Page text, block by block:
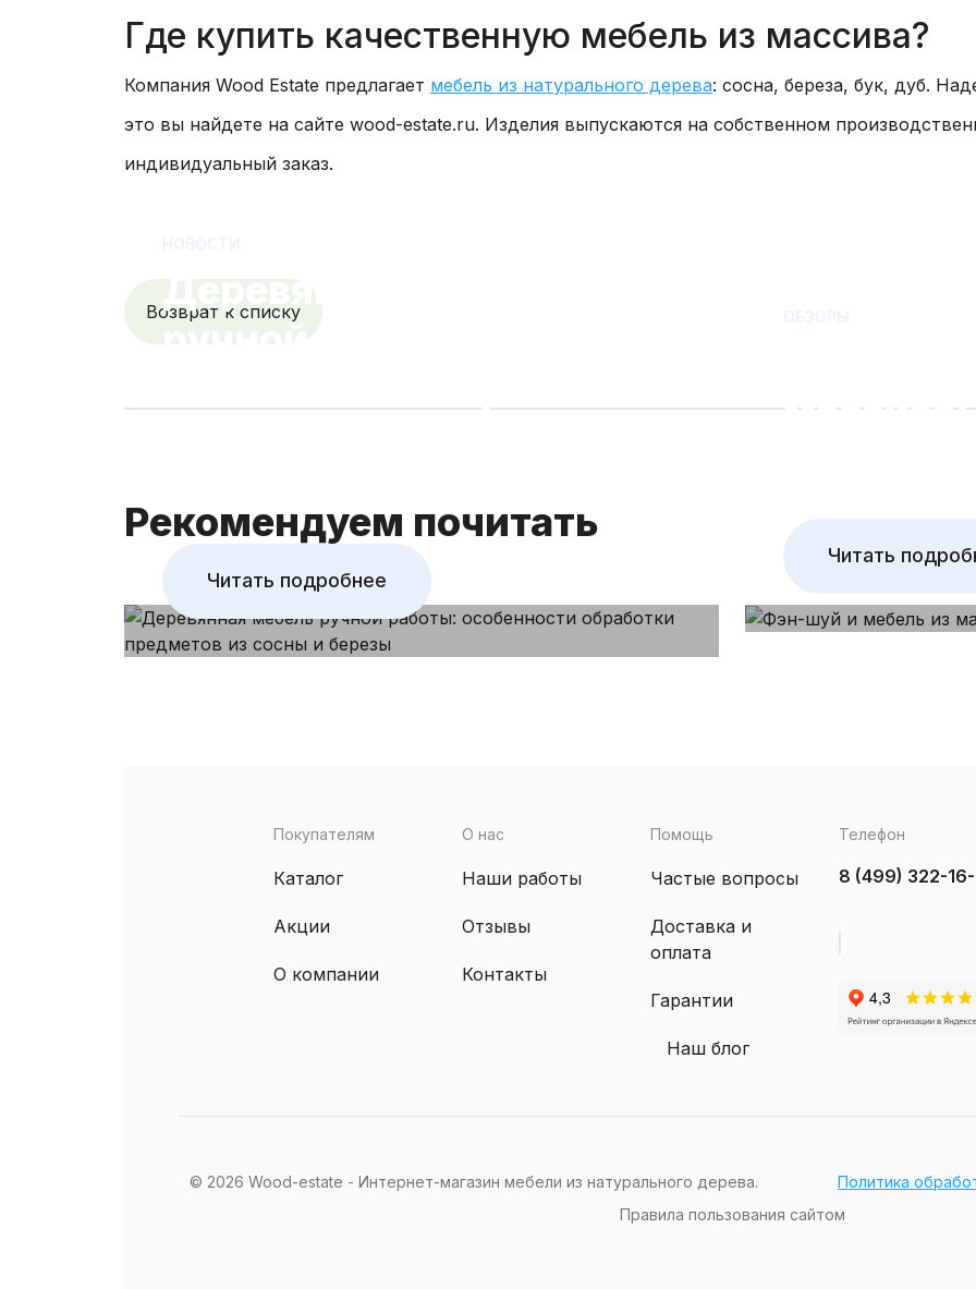
Где купить качественную мебель из массива?
Компания Wood Estate предлагает мебель из натурального дерева: сосна, береза, бук, дуб.
это вы найдете на сайте wood-estate.ru. Изделия выпускаются на собственном
индивидуальный заказ.
Возврат к списку
Рекомендуем почитать
НОВОСТИ
Читать подробнее
ОБЗОРЫ
Читать
Покупателям
Каталог
Акции
О компании
О нас
Наши работы
Отзывы
Контакты
Помощь
Частые вопросы
Доставка и
оплата
Гарантии
Наш блог
Телефон
8 (499) 322-
© 2026 Wood-estate - Интернет-магазин мебели из натурального дерева.
Политика
Правила пользования сайтом